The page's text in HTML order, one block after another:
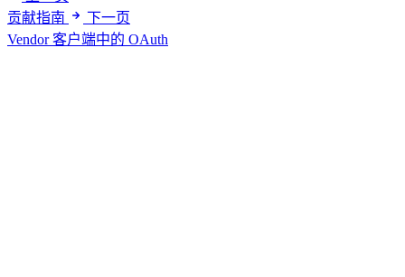
贡献指南
下一页
Vendor 客户端中的 OAuth